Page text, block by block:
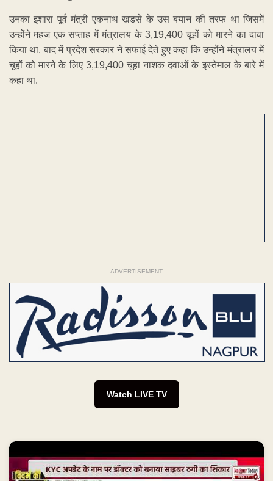
उनका इशारा पूर्व मंत्री एकनाथ खडसे के उस बयान की तरफ था जिसमें
उन्होंने महज एक सप्ताह में मंत्रालय के 3,19,400 चूहों को मारने का दावा
किया था. बाद में प्रदेश सरकार ने सफाई देते हुए कहा कि उन्होंने मंत्रालय में
चूहों को मारने के लिए 3,19,400 चूहा नाशक दवाओं के इस्तेमाल के बारे में
कहा था.
ADVERTISEMENT
Watch LIVE TV